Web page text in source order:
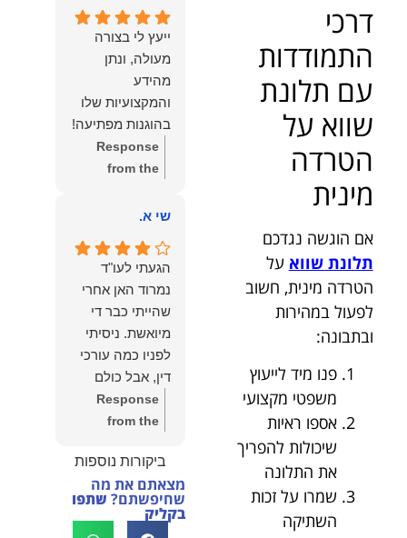
דרכי
התמודדות
עם תלונת
שווא על
הטרדה
מינית
אם הוגשה נגדכם
תלונת שווא על
הטרדה מינית, חשוב
לפעול במהירות
ובתבונה:
פנו מיד לייעוץ
משפטי מקצועי
אספו ראיות
שיכולות להפריך
את התלונה
שמרו על זכות
השתיקה
.והצגת אמת
.תודה לכם תמיד
תשאירו לי אור
בעניים .
והחמות! כיף
גדול לשמוע
שהרגשת בידיים
טובות. בשביל
הצוות שלנו זה
שווה את הכל.
נשמח תמיד
לעמוד לרשותך!
משרד עורכי דין
ונוטריון
ייעץ לי בצורה
מעולה, ונתן
מהידע
והמקצועיות שלו
בהוגנות מפתיעה!
Response
from the
יהודה, תודה
שמחנו מאוד
לשמוע שהייעוץ
עזר לך ושהיית
מרוצה.
מבחינתנו הוגנות
ומקצועיות הן
מעל הכל. נשמח
תמיד לעמוד
לרשותך בהמשך
שי א.
הגעתי לעו"ד
נמרוד האן אחרי
שהייתי כבר די
מיואשת. ניסיתי
לפניו כמה עורכי
דין, אבל כולם
נרתעו כי היה
מדובר בנושא
וסירבו לקחת
אותו.לאחר
שסיפרתי בקצרה
Response
from the
רבה על המילים
החמות ועל
האמון. שמחנו
לעמוד לצידך,
ביקורות נוספות
מצאתם את מה
שחיפשתם? שתפו
בקליק